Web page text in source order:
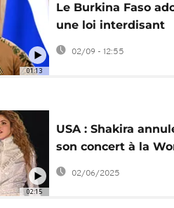
01:13
Le Burkina Faso
une loi interdisant
l'homosexualité
02/09 - 12:55
02:15
USA : Shakira
son concert à la
Pride 2025
02/06/2025